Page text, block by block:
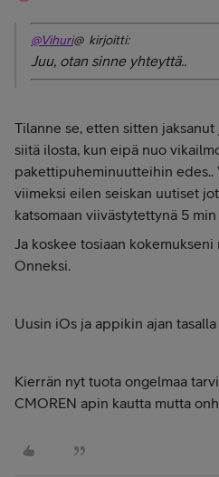
@Vihuri@ kirjoitti:
Juu, otan sinne yhteyttä..
Tilanne se, etten sitten
siitä ilosta, kun eipä nuo
pakettipuheminuutteihin edes..
viimeksi eilen seiskan uutiset
katsomaan viivästytettynä 5 min
Ja koskee tosiaan kokemukseni
Onneksi.
Uusin iOs ja appikin ajan
Kierrän nyt tuota ongelmaa
CMOREN apin kautta mutta